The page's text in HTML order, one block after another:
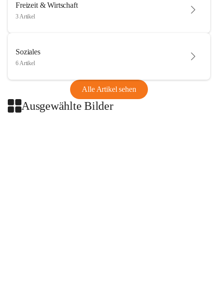
Freizeit & Wirtschaft
3 Artikel
Soziales
6 Artikel
Alle Artikel sehen
Ausgewählte Bilder